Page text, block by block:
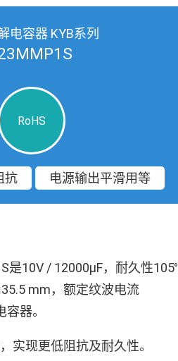
电容器 KYB系列
RoHS
抗 电源输出平滑用等
是10V / 12000µF，耐久性
mm，额定纹波电流
器。
实现更低阻抗及耐久性。